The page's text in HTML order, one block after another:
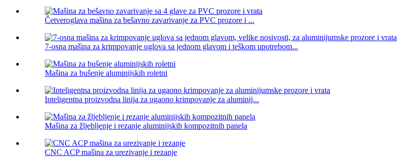
Četveroglava mašina za bešavno zavarivanje za PVC prozore i ...
7-osna mašina za krimpovanje uglova sa jednom glavom i teškom upotrebom...
Mašina za bušenje aluminijskih roletni
Inteligentna proizvodna linija za ugaono krimpovanje za aluminij...
Mašina za žljebljenje i rezanje aluminijskih kompozitnih panela
CNC ACP mašina za urezivanje i rezanje